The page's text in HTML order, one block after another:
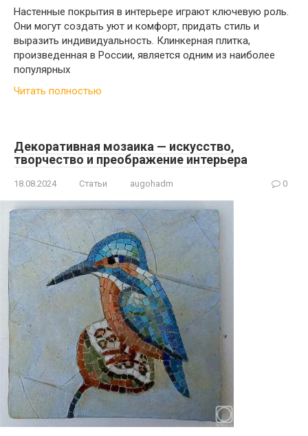
Настенные покрытия в интерьере играют ключевую роль.
Они могут создать уют и комфорт, придать стиль и
выразить индивидуальность. Клинкерная плитка,
произведенная в России, является одним из наиболее
популярных
Читать полностью
Декоративная мозаика — искусство,
творчество и преображение интерьера
18.08.2024 Статьи augohadm 0